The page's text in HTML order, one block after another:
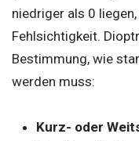
niedriger als 0
Fehlsichtigkeit.
Bestimmung, wie
werden muss:
Kurz- oder